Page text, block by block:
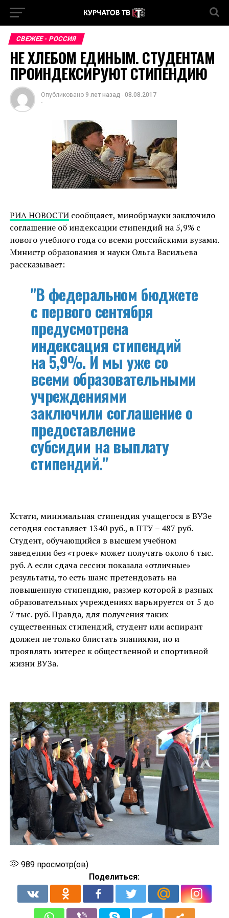
СВЕЖЕЕ - РОССИЯ
НЕ ХЛЕБОМ ЕДИНЫМ. СТУДЕНТАМ
ПРОИНДЕКСИРУЮТ СТИПЕНДИЮ
Опубликовано 9 лет назад - 08.08.2017
-
РИА НОВОСТИсообщаяет, минобрнауки заключило
соглашение об индексации стипендий на 5,9% с
нового учебного года со всеми российскими вузами.
Министр образования и науки Ольга Васильева
рассказывает:
"В федеральном бюджете
с первого сентября
предусмотрена
индексация стипендий
на 5,9%. И мы уже со
всеми образовательными
учреждениями
заключили соглашение о
предоставление
субсидии на выплату
стипендий."
Кстати, минимальная стипендия учащегося в ВУЗе
сегодня составляет 1340 руб., в ПТУ – 487 руб.
Студент, обучающийся в высшем учебном
заведении без «троек» может получать около 6 тыс.
руб. А если сдача сессии показала «отличные»
результаты, то есть шанс претендовать на
повышенную стипендию, размер которой в разных
образовательных учреждениях варьируется от 5 до
7 тыс. руб. Правда, для получения таких
существенных стипендий, студент или аспирант
должен не только блистать знаниями, но и
проявлять интерес к общественной и спортивной
жизни ВУЗа.
989просмотр(ов)
Поделиться: